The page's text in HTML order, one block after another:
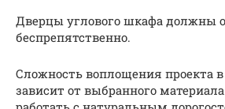
Дверцы углового шкафа должны
беспрепятственно.
Сложность воплощения проекта
зависит от выбранного